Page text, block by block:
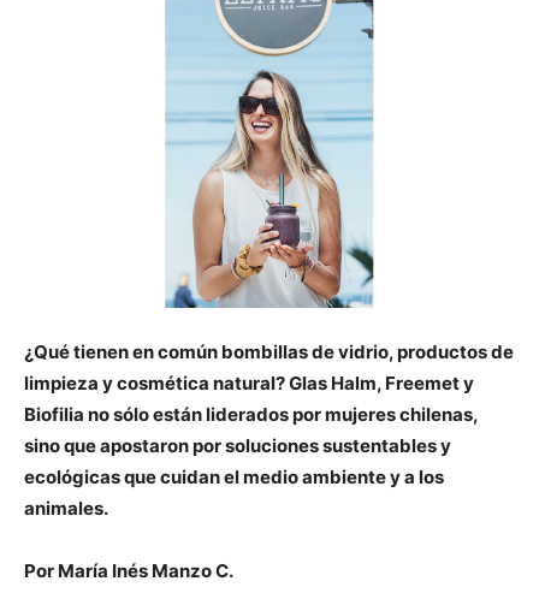
¿Qué tienen en común bombillas de vidrio, productos de
limpieza y cosmética natural? Glas Halm, Freemet y
Biofilia no sólo están liderados por mujeres chilenas,
sino que apostaron por soluciones sustentables y
ecológicas que cuidan el medio ambiente y a los
animales.
Por María Inés Manzo C.